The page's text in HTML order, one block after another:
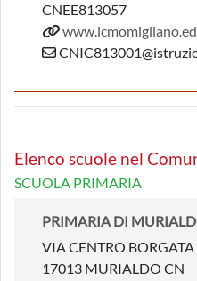
CNEE813057
Elenco scuole nel
SCUOLA PRIMARIA
PRIMARIA DI
VIA CENTRO
17013 MURIALDO CN